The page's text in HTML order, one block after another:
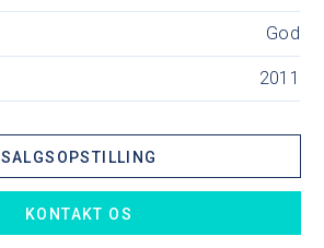
God
2011
SALGSOPSTILLING
KONTAKT OS